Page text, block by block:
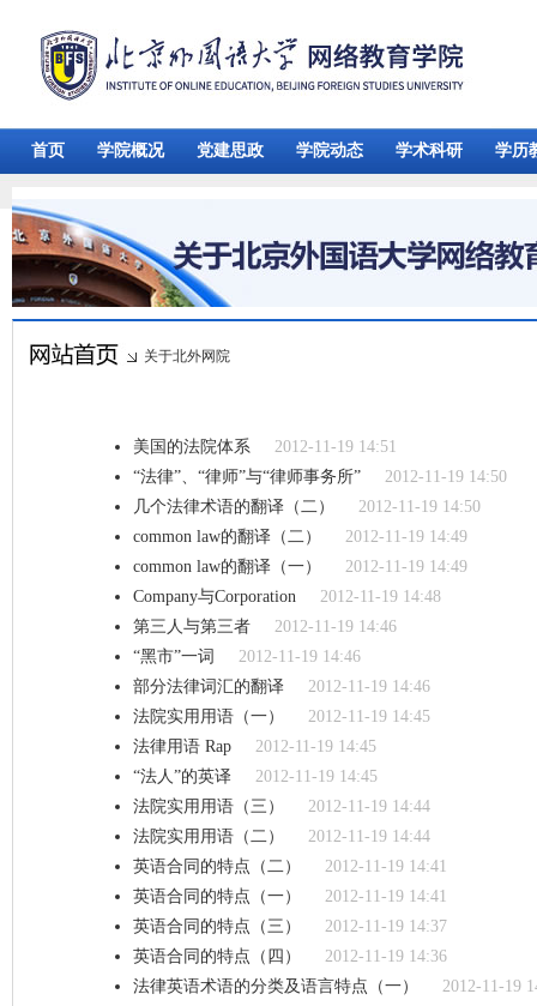
首页 学院概况 党建思政 学院动态 学术科研 学历
关于北外网院
美国的法院体系
2012-11-19 14:51
“法律”、“律师”与“律师事务所”
2012-11-19 14:50
几个法律术语的翻译（二）
2012-11-19 14:50
common law的翻译（二）
2012-11-19 14:49
common law的翻译（一）
2012-11-19 14:49
Company与Corporation
2012-11-19 14:48
第三人与第三者
2012-11-19 14:46
“黑市”一词
2012-11-19 14:46
部分法律词汇的翻译
2012-11-19 14:46
法院实用用语（一）
2012-11-19 14:45
法律用语 Rap
2012-11-19 14:45
“法人”的英译
2012-11-19 14:45
法院实用用语（三）
2012-11-19 14:44
法院实用用语（二）
2012-11-19 14:44
英语合同的特点（二）
2012-11-19 14:41
英语合同的特点（一）
2012-11-19 14:41
英语合同的特点（三）
2012-11-19 14:37
英语合同的特点（四）
2012-11-19 14:36
法律英语术语的分类及语言特点（一）
2012-11-19